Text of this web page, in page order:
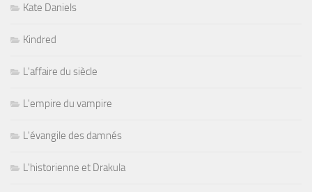
Kate Daniels
Kindred
L'affaire du siècle
L'empire du vampire
L'évangile des damnés
L'historienne et Drakula